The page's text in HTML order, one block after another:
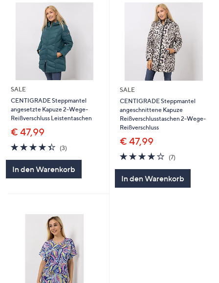
SALE
CENTIGRADE Steppmantel
angesetzte Kapuze 2-Wege-
Reißverschluss Leistentaschen
€ 47,99
4.3
von
(3)3
In den Warenkorb
SALE
CENTIGRADE Steppmantel
angeschnittene Kapuze
Reißverschlusstaschen 2-Wege-
Reißverschluss
€ 47,99
4.1
von
(7)7
In den Warenkorb